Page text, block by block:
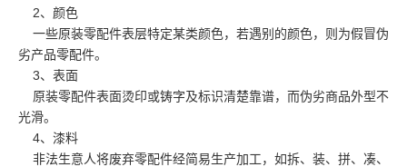
2、颜色
一些原装零配件表层特定某类颜色，若遇别的颜色，则为假冒伪
劣产品零配件。
3、表面
原装零配件表面烫印或铸字及标识清楚靠谱，而伪劣商品外型不
光滑。
4、漆料
非法生意人将废弃零配件经简易生产加工，如拆、装、拼、凑、